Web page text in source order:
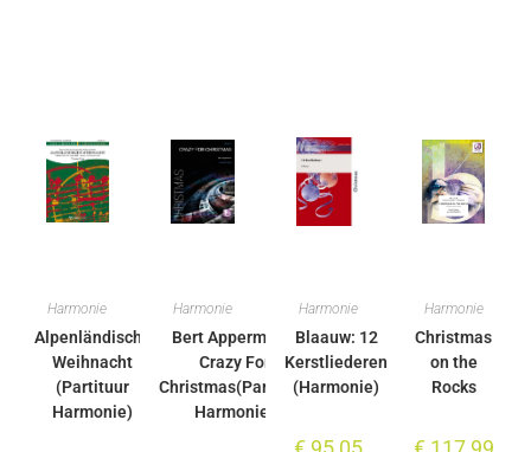
Harmonie
Alpenländische
Weihnacht
(Partituur
Harmonie)
Harmonie
Bert Appermont:
Crazy For
Christmas(Partituur
Harmonie)
Harmonie
Blaauw: 12
Kerstliederen
(Harmonie)
Harmonie
Christmas
on the
Rocks